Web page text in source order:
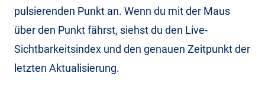
pulsierenden Punkt an. Wenn du mit der Maus
über den Punkt fährst, siehst du den Live-
Sichtbarkeitsindex und den genauen Zeitpunkt der
letzten Aktualisierung.